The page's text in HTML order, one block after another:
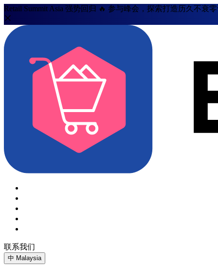
Retail Summit Asia 强势回归 🔥 参与峰会，探索打造历久不衰
联系我们
中 Malaysia